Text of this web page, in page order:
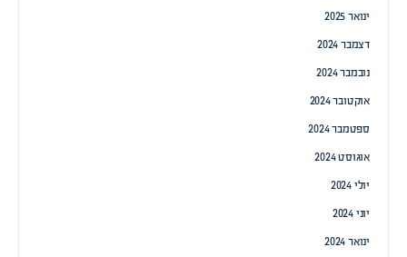
ינואר 2025
דצמבר 2024
נובמבר 2024
אוקטובר 2024
ספטמבר 2024
אוגוסט 2024
יולי 2024
יוני 2024
ינואר 2024